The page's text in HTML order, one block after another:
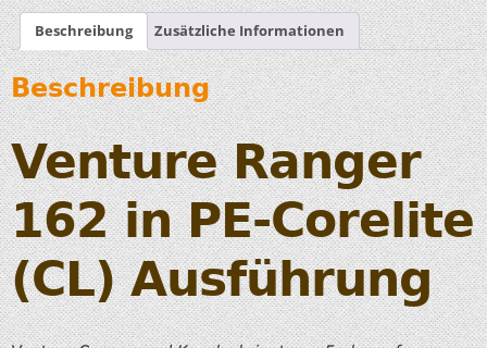
Beschreibung Zusätzliche Informationen
Beschreibung
Venture Ranger
162 in PE-Corelite
(CL) Ausführung